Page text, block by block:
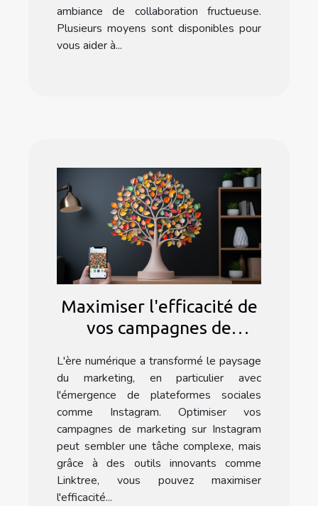
ambiance de collaboration fructueuse.
Plusieurs moyens sont disponibles pour
vous aider à...
Maximiser l'efficacité de
vos campagnes de
avec l'application
Linktree
L'ère numérique a transformé le paysage
du marketing, en particulier avec
l'émergence de plateformes sociales
comme Instagram. Optimiser vos
campagnes de marketing sur Instagram
peut sembler une tâche complexe, mais
grâce à des outils innovants comme
Linktree, vous pouvez maximiser
l'efficacité...